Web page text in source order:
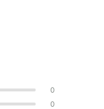
0
0